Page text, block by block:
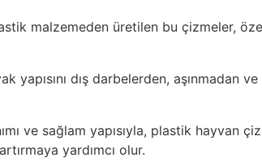
malzemeden üretilen bu çizmeler,
yapısını dış darbelerden, aşınmadan
ve sağlam yapısıyla, plastik hayvan
yardımcı olur.